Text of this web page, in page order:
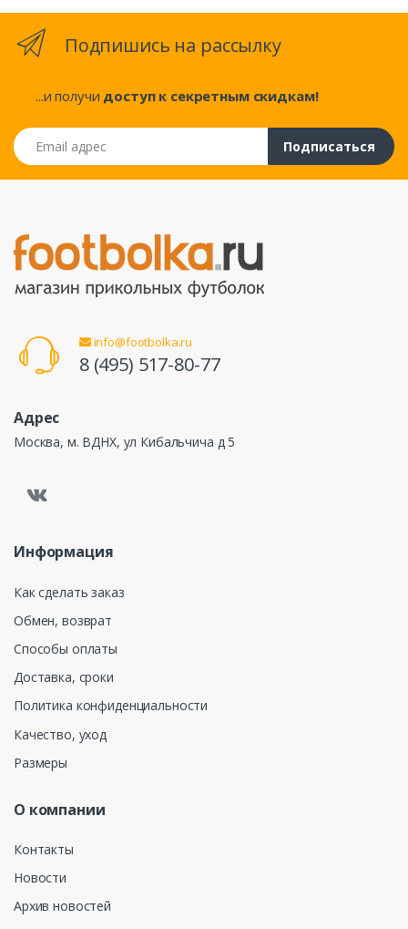
Подпишись на рассылку
...и получи доступ к секретным скидкам!
Email адрес
Подписаться
info@footbolka.ru
8 (495) 517-80-77
Адрес
Москва, м. ВДНХ, ул Кибальчича д 5
Информация
Как сделать заказ
Обмен, возврат
Способы оплаты
Доставка, сроки
Политика конфиденциальности
Качество, уход
Размеры
О компании
Контакты
Новости
Архив новостей